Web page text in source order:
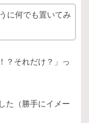
に何でも置いてみ
？それだけ？」っ
た（勝手にイメー